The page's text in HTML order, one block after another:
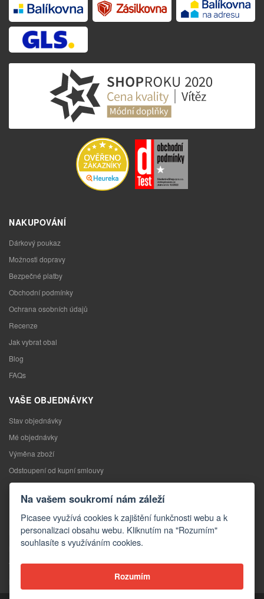
NAKUPOVÁNÍ
Dárkový poukaz
Možnosti dopravy
Bezpečné platby
Obchodní podmínky
Ochrana osobních údajů
Recenze
Jak vybrat obal
Blog
FAQs
VAŠE OBJEDNÁVKY
Stav objednávky
Mé objednávky
Výměna zboží
Odstoupení od kupní smlouvy
Reklamace
Kontakty
Kontaktní formulář
Velkoobchod
Na vašem soukromí nám záleží
Picasee využívá cookies k zajištění funkčnosti webu a k
personalizaci obsahu webu. Kliknutím na "Rozumím"
souhlasíte s využíváním cookies.
Rozumím